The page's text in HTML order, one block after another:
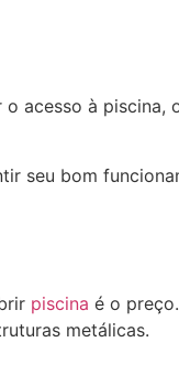
acesso à piscina,
seu bom
piscina é o
metálicas.